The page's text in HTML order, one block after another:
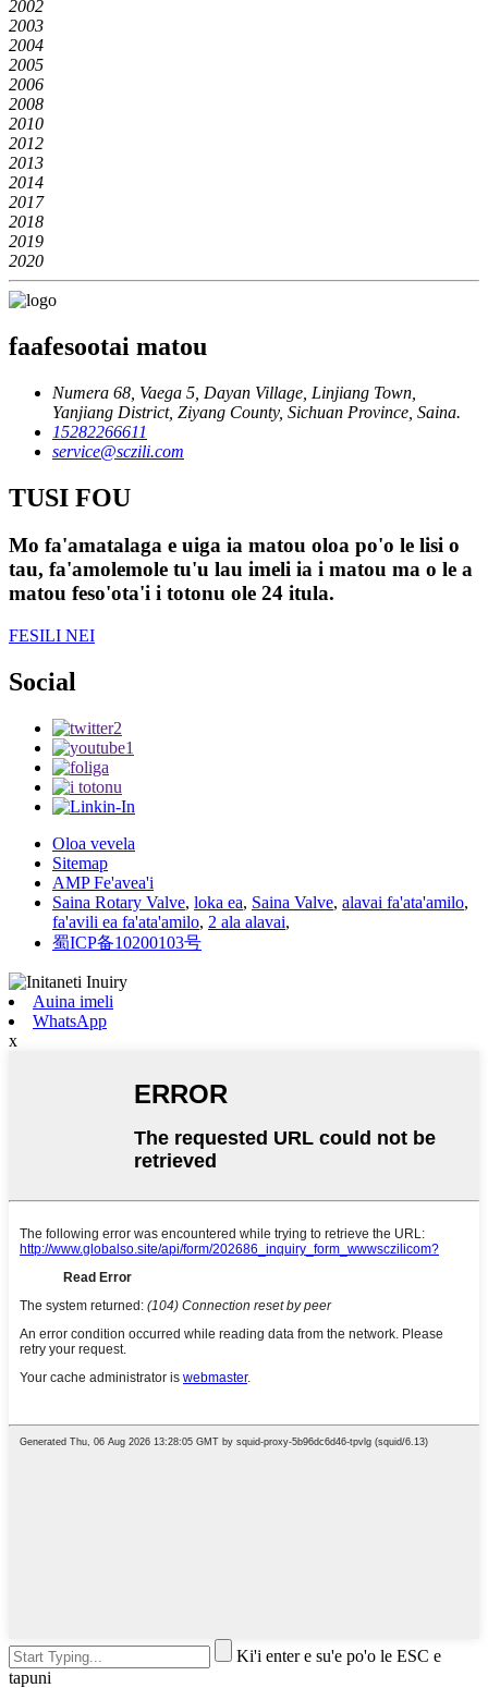
2002
2003
2004
2005
2006
2008
2010
2012
2013
2014
2017
2018
2019
2020
faafesootai matou
Numera 68, Vaega 5, Dayan Village, Linjiang Town,
Yanjiang District, Ziyang County, Sichuan Province, Saina.
15282266611
service@sczili.com
TUSI FOU
Mo fa'amatalaga e uiga ia matou oloa po'o le lisi o
tau, fa'amolemole tu'u lau imeli ia i matou ma o le a
matou feso'ota'i i totonu ole 24 itula.
FESILI NEI
Social
Oloa vevela
Sitemap
AMP Fe'avea'i
Saina Rotary Valve, loka ea, Saina Valve, alavai fa'ata'amilo,
fa'avili ea fa'ata'amilo, 2 ala alavai,
蜀ICP备10200103号
Auina imeli
WhatsApp
x
Ki'i enter e su'e po'o le ESC e
tapuni